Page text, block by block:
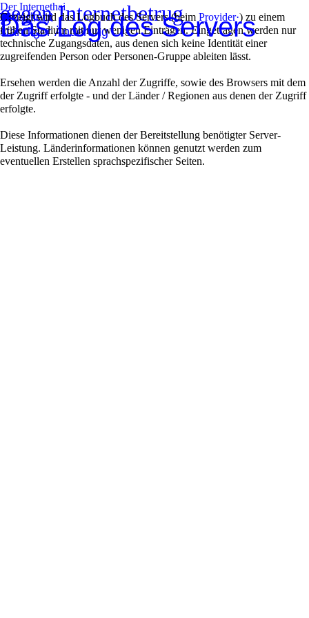
gegen Internetbetrug
Der Internethai
Unterliegt
ständiger Änderung
Aktuell
Erkenne
Polizei
!
URL
!
Zweck
Ursache
Muster
Fallen
Werben
Fälle
Empfehl
Reinfall
Market
Trend
Begriffe·
Wissen
Geschi..
Sichern
Blumen
Externe
?
Hilfe
?
Beispiele
Weitere
Impress
Gezeigt wird das Logbuch des Servers (beim Provider·) zu einem
frühen Stadium mit nur wenigen Einträgen. Eingetragen werden nur
technische Zugangsdaten, aus denen sich keine Identität einer
zugreifenden Person oder Personen-Gruppe ableiten lässt.
Ersehen werden die Anzahl der Zugriffe, sowie des Browsers mit dem
der Zugriff erfolgte - und der Länder / Regionen aus denen der Zugriff
erfolgte.
Diese Informationen dienen der Bereitstellung benötigter Server-
Leistung. Länderinformationen können genutzt werden zum
eventuellen Erstellen sprachspezifischer Seiten.
Das Log des Servers